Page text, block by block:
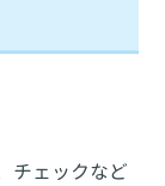
チェックなど